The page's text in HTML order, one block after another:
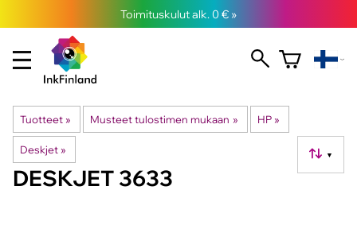
Toimituskulut alk. 0 € »
Tuotteet ‪» Musteet tulostimen mukaan ‪» HP ‪»
Deskjet ‪» ▼
DESKJET 3633